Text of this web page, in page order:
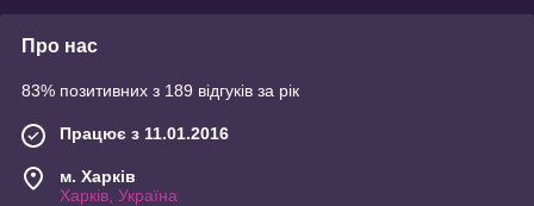
Про нас
83% позитивних з 189 відгуків за рік
Працює з 11.01.2016
м. Харків
Харків, Україна